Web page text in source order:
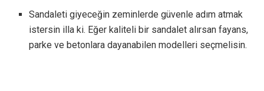
Sandaleti giyeceğin zeminlerde güvenle adım atmak
istersin illa ki. Eğer kaliteli bir sandalet alırsan fayans,
parke ve betonlara dayanabilen modelleri seçmelisin.